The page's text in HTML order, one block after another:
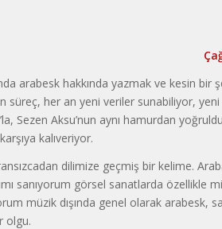
arabesk hakkın­da yazmak ve kesin
süreç, her an yeni veriler sunabiliyor,
Se­zen Aksu’nun aynı hamurdan
kalıveriyor.
dilimize geçmiş bir kelime.
sanıyorum görsel sa­natlarda özellikle
müzik dışında ge­nel olarak arabesk,
olgu.